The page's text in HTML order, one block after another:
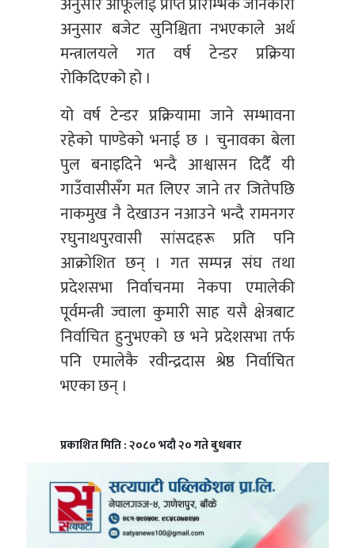
अनुसार बजेट सुनिश्चिता नभएकाले अर्थ
मन्त्रालयले गत वर्ष टेन्डर प्रक्रिया
रोकिदिएको हो ।
यो वर्ष टेन्डर प्रक्रियामा जाने सम्भावना
रहेको पाण्डेको भनाई छ । चुनावका बेला
पुल बनाइदिने भन्दै आश्वासन दिदैँ यी
गाउँवासीसँग मत लिएर जाने तर जितेपछि
नाकमुख नै देखाउन नआउने भन्दै रामनगर
रघुनाथपुरवासी सांसदहरू प्रति पनि
आक्रोशित छन् । गत सम्पन्न संघ तथा
प्रदेशसभा निर्वाचनमा नेकपा एमालेकी
पूर्वमन्त्री ज्वाला कुमारी साह यसै क्षेत्रबाट
निर्वाचित हुनुभएको छ भने प्रदेशसभा तर्फ
पनि एमालेकै रवीन्द्रदास श्रेष्ठ निर्वाचित
भएका छन् ।
प्रकाशित मिति : २०८० भदौ २० गते बुधबार